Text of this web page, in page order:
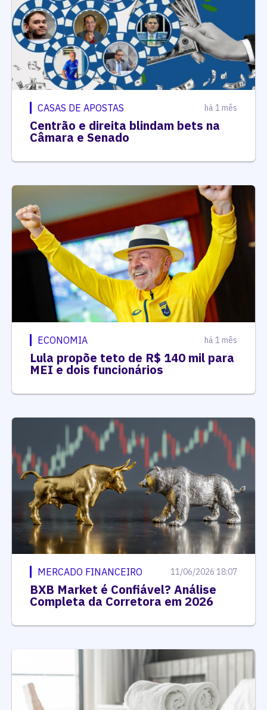
CASAS DE APOSTAS há 1 mês
Centrão e direita blindam bets na
Câmara e Senado
ECONOMIA há 1 mês
Lula propõe teto de R$ 140 mil para
MEI e dois funcionários
MERCADO FINANCEIRO 11/06/2026 18:07
BXB Market é Confiável? Análise
Completa da Corretora em 2026